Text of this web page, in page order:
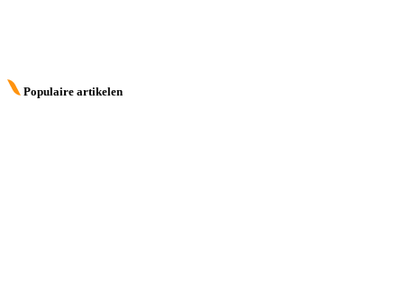
Populaire artikelen